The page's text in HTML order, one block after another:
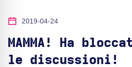
2019-04-24
MAMMA! Ha
le discussioni!